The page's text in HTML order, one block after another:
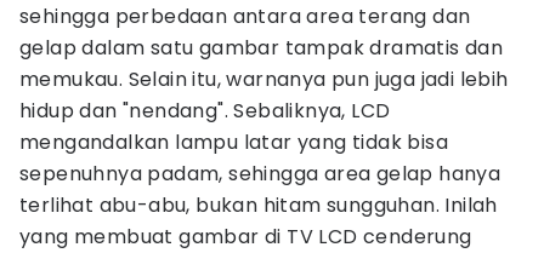
sehingga perbedaan antara area terang dan
gelap dalam satu gambar tampak dramatis dan
memukau. Selain itu, warnanya pun juga jadi lebih
hidup dan "nendang". Sebaliknya, LCD
mengandalkan lampu latar yang tidak bisa
sepenuhnya padam, sehingga area gelap hanya
terlihat abu-abu, bukan hitam sungguhan. Inilah
yang membuat gambar di TV LCD cenderung